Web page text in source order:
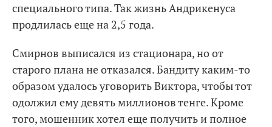
специального типа. Так жизнь Андрикенуса
продлилась еще на 2,5 года.
Смирнов выписался из стационара, но от
старого плана не отказался. Бандиту каким-то
образом удалось уговорить Виктора, чтобы тот
одолжил ему девять миллионов тенге. Кроме
того, мошенник хотел еще получить и полное